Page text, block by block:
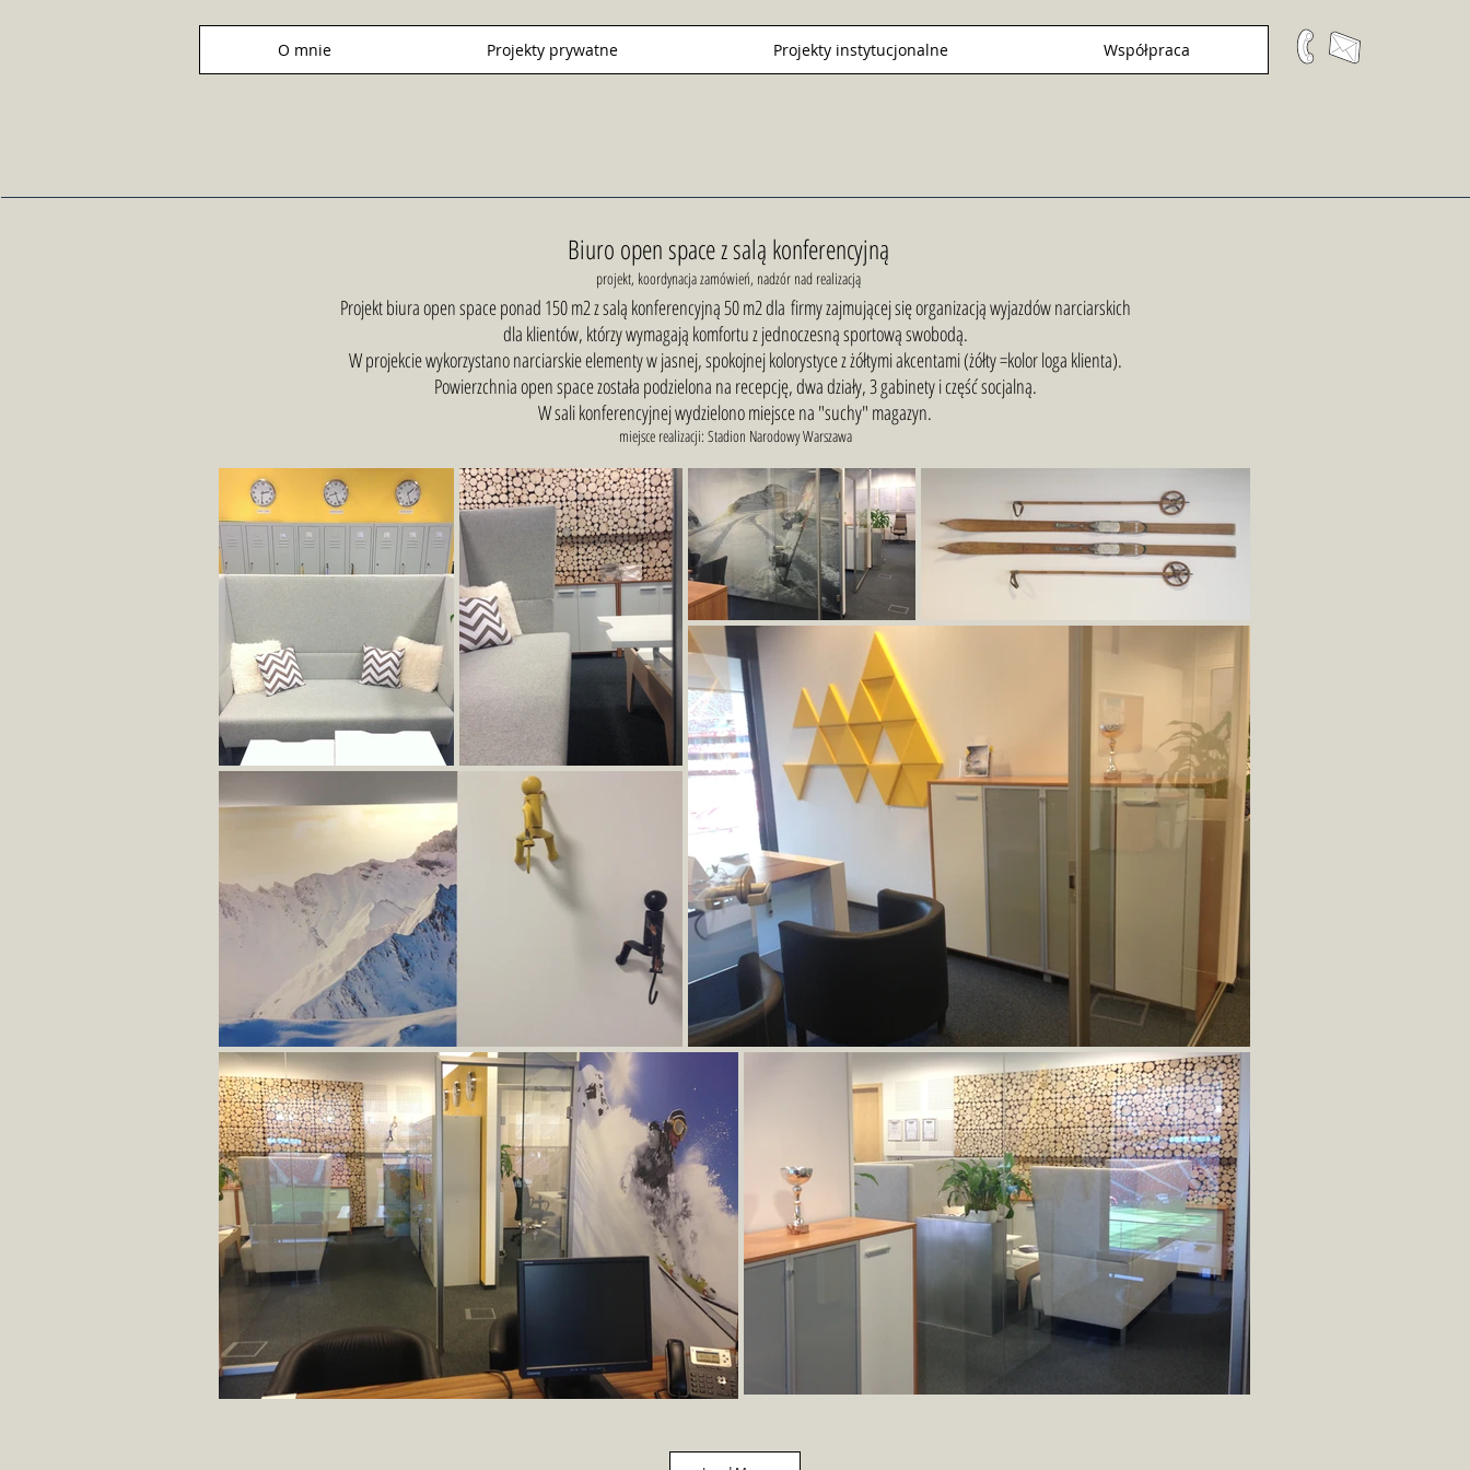
O mnie Projekty prywatne Projekty instytucjonalne Współpraca
Biuro open space z salą konferencyjną
projekt, koordynacja zamówień, nadzór nad realizacją
Projekt biura open space ponad 150 m2 z salą konferencyjną 50 m2 dla firmy zajmującej się organizacją wyjazdów narciarskich
dla klientów, którzy wymagają komfortu z jednoczesną sportową swobodą.
W projekcie wykorzystano narciarskie elementy w jasnej, spokojnej kolorystyce z żółtymi akcentami (żółty =kolor loga klienta).
Powierzchnia open space została podzielona na recepcję, dwa działy, 3 gabinety i część socjalną.
W sali konferencyjnej wydzielono miejsce na "suchy" magazyn.
miejsce realizacji: Stadion Narodowy Warszawa